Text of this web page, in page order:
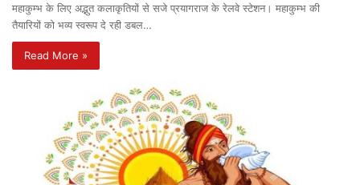
महाकुम्भ के लिए अद्भुत कलाकृतियों से सजे प्रयागराज के रेलवे स्टेशन। महाकुम्भ की
तैयारियों को भव्य स्वरूप दे रही डबल…
Read More »